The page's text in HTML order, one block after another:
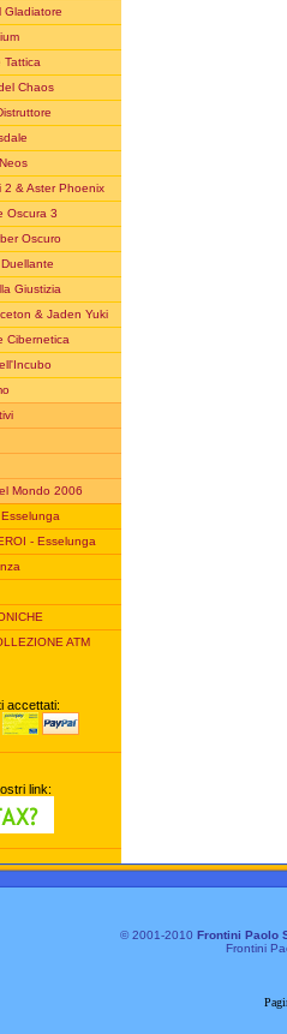
Gladiatore
Tattica
Chaos
2 & Aster Phoenix
Oscura 3
Oscuro
Giustizia
& Jaden Yuki
Cibernetica
Mondo 2006
- Esselunga
ATM
accettati:
link:
© 2001-2010 Frontini Paolo
Frontini